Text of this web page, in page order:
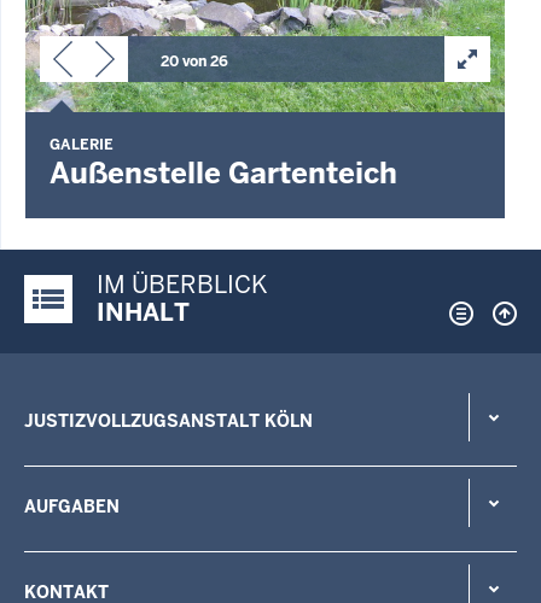
20 von 26
GALERIE
Außenstelle Gartenteich
Justiz-Portal im Überblick:
IM ÜBERBLICK
INHALT
JUSTIZVOLLZUGSANSTALT KÖLN
AUFGABEN
KONTAKT